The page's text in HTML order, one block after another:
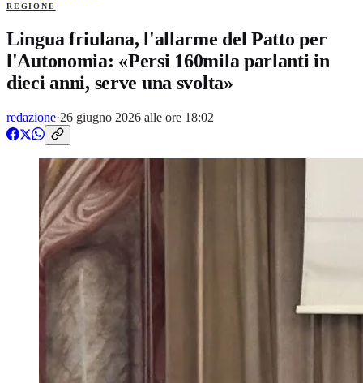
REGIONE
Lingua friulana, l'allarme del Patto per
l'Autonomia: «Persi 160mila parlanti in
dieci anni, serve una svolta»
redazione·26 giugno 2026 alle ore 18:02